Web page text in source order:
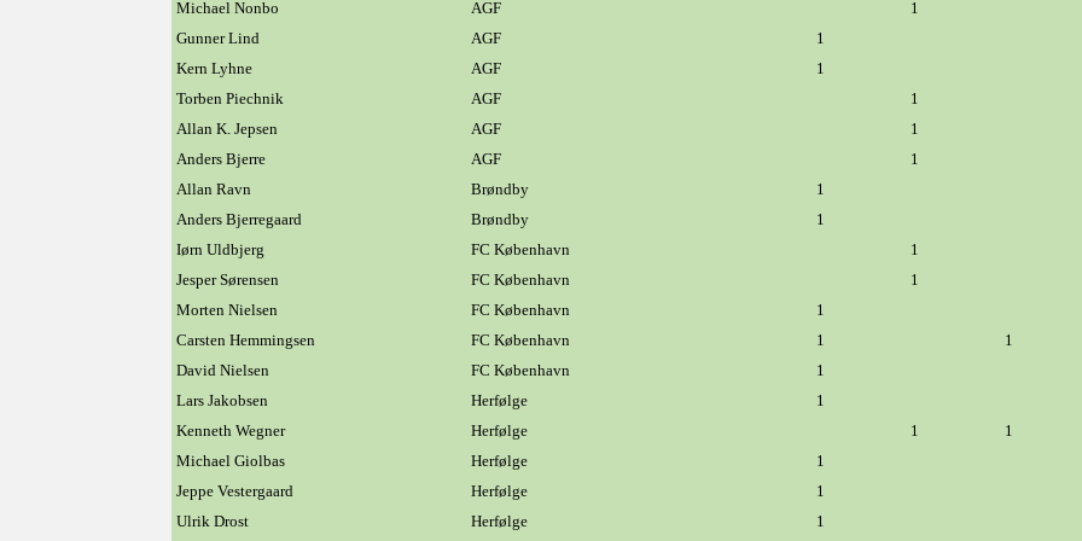
Michael Nonbo
AGF 1
Gunner Lind
AGF 1
Kern Lyhne
AGF 1
Torben Piechnik
AGF 1
Allan K. Jepsen
AGF 1
Anders Bjerre
AGF 1
Allan Ravn
Brøndby 1
Anders Bjerregaard
Brøndby 1
Iørn Uldbjerg
FC København 1
Jesper Sørensen
FC København 1
Morten Nielsen
FC København 1
Carsten Hemmingsen
FC København 1 1
David Nielsen
FC København 1
Lars Jakobsen
Herfølge 1
Kenneth Wegner
Herfølge 1 1
Michael Giolbas
Herfølge 1
Jeppe Vestergaard
Herfølge 1
Ulrik Drost
Herfølge 1